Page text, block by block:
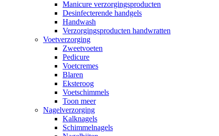
Manicure verzorgingsproducten
Desinfecterende handgels
Handwash
Verzorgingsproducten handwratten
Voetverzorging
Zweetvoeten
Pedicure
Voetcremes
Blaren
Eksteroog
Voetschimmels
Toon meer
Nagelverzorging
Kalknagels
Schimmelnagels